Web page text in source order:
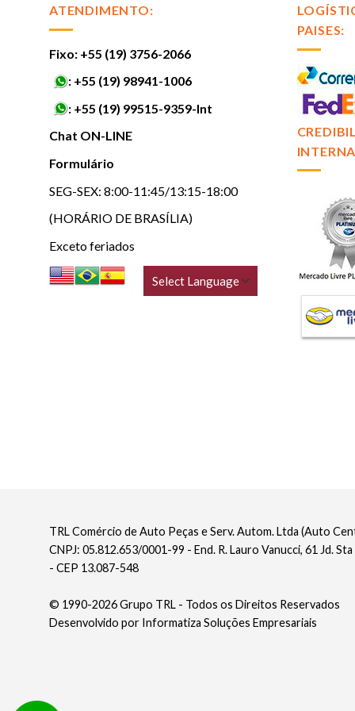
ATENDIMENTO:
Fixo: +55 (19) 3756-2066
: +55 (19) 98941-1006
: +55 (19) 99515-9359-Int
Chat ON-LINE
Formulário
SEG-SEX: 8:00-11:45/13:15-18:00
(HORÁRIO DE BRASÍLIA)
Exceto feriados
PAISES:
TRL Comércio de Auto Peças e Serv. Autom. Ltda (Auto
CNPJ: 05.812.653/0001-99 - End. R. Lauro Vanucci, 61 Jd.
- CEP 13.087-548
© 1990-2026 Grupo TRL - Todos os Direitos Reservados
Desenvolvido por Informatiza Soluções Empresariais